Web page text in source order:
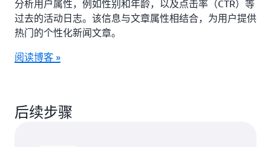
分析用户属性，例如性别和年龄，以及点击率（CTR）等
过去的活动日志。该信息与文章属性相结合，为用户提供
热门的个性化新闻文章。
阅读博客 »
后续步骤